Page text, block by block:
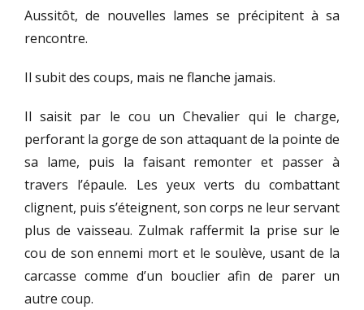
Aussitôt, de nouvelles lames se précipitent à sa
rencontre.
Il subit des coups, mais ne flanche jamais.
Il saisit par le cou un Chevalier qui le charge,
perforant la gorge de son attaquant de la pointe de
sa lame, puis la faisant remonter et passer à
travers l’épaule. Les yeux verts du combattant
clignent, puis s’éteignent, son corps ne leur servant
plus de vaisseau. Zulmak raffermit la prise sur le
cou de son ennemi mort et le soulève, usant de la
carcasse comme d’un bouclier afin de parer un
autre coup.